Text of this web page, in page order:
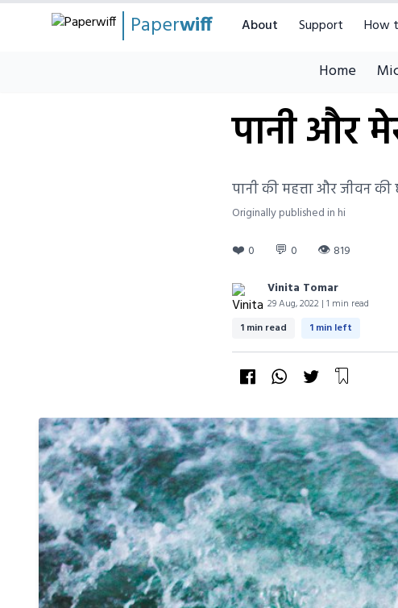
Paperwiff About Support How
Home
पानी और
पानी की महत्ता और जीवन की
Originally published in hi
❤️ 0 💬 0 👁 819
Vinita Tomar
29 Aug, 2022 | 1 min read
1 min read 1 min left